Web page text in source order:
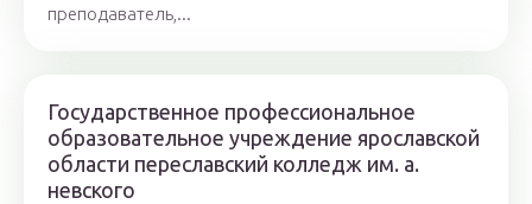
преподаватель,...
Государственное профессиональное
образовательное учреждение ярославской
области переславский колледж им. а.
невского